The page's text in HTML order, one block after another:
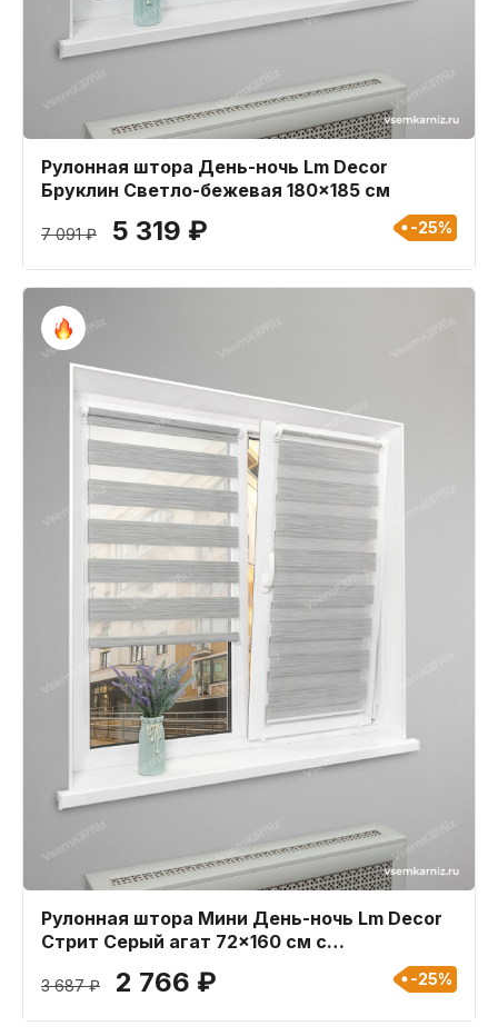
Рулонная штора День-ночь Lm Decor
Бруклин Светло-бежевая 180x185 см
7 091 ₽ 5 319 ₽ -25%
Рулонная штора Мини День-ночь Lm Decor
Стрит Серый агат 72x160 см с
3 687 ₽ 2 766 ₽ -25%